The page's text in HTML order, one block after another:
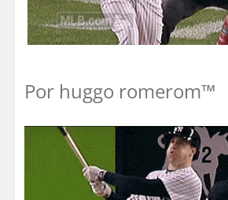
Por huggo romerom™